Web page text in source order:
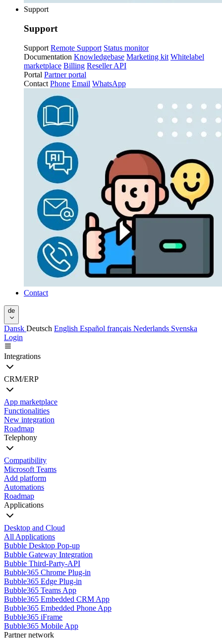
Support
Support
Support Remote Support Status monitor
Documentation Knowledgebase Marketing kit Whitelabel
marketplace Billing Reseller API
Portal Partner portal
Contact Phone Email WhatsApp
Contact
de
Dansk Deutsch English Español français Nederlands Svenska
Login
Integrations
CRM/ERP
App marketplace
Functionalities
New integration
Roadmap
Telephony
Compatibility
Microsoft Teams
Add platform
Automations
Roadmap
Applications
Desktop and Cloud
All Applications
Bubble Desktop Pop-up
Bubble Gateway Integration
Bubble Third-Party-API
Bubble365 Chrome Plug-in
Bubble365 Edge Plug-in
Bubble365 Teams App
Bubble365 Embedded CRM App
Bubble365 Embedded Phone App
Bubble365 iFrame
Bubble365 Mobile App
Partner network